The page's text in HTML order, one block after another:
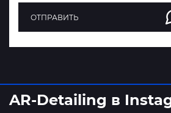
ОТПРАВИТЬ
AR-Detailing в